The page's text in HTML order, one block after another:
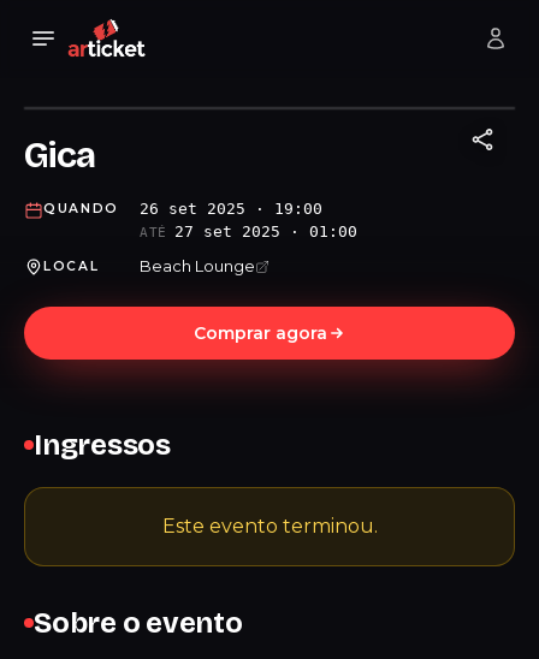
Gica
QUANDO 26 set 2025 · 19:00
ATÉ 27 set 2025 · 01:00
LOCAL Beach Lounge
Comprar agora
Sobre o evento
Ingressos
Este evento terminou.